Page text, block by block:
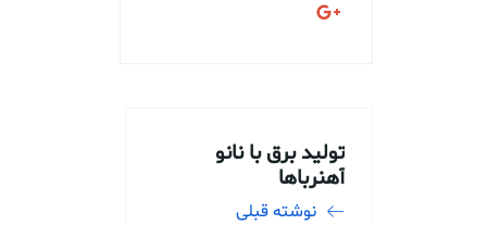
تولید برق با نانو
آهنرباها
نوشته قبلی